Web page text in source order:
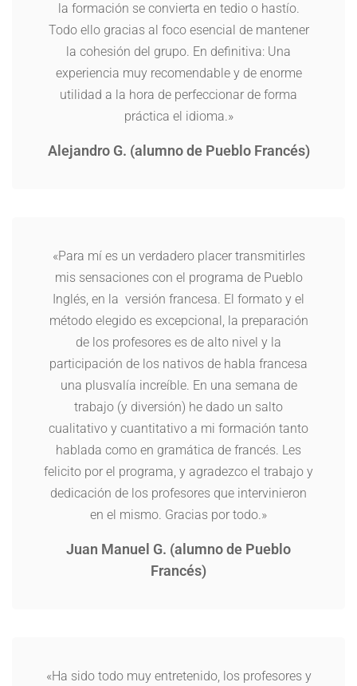
la formación se convierta en tedio o hastío.
Todo ello gracias al foco esencial de mantener
la cohesión del grupo. En definitiva: Una
experiencia muy recomendable y de enorme
utilidad a la hora de perfeccionar de forma
práctica el idioma.»
Alejandro G. (alumno de Pueblo Francés)
«Para mí es un verdadero placer transmitirles
mis sensaciones con el programa de Pueblo
Inglés, en la versión francesa. El formato y el
método elegido es excepcional, la preparación
de los profesores es de alto nivel y la
participación de los nativos de habla francesa
una plusvalía increíble. En una semana de
trabajo (y diversión) he dado un salto
cualitativo y cuantitativo a mi formación tanto
hablada como en gramática de francés. Les
felicito por el programa, y agradezco el trabajo y
dedicación de los profesores que intervinieron
en el mismo. Gracias por todo.»
Juan Manuel G. (alumno de Pueblo
Francés)
«Ha sido todo muy entretenido, los profesores y